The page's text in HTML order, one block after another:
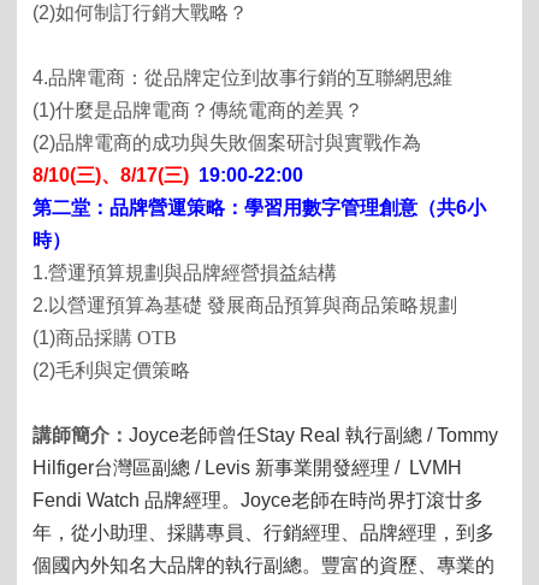
(2)如何制訂行銷大戰略？
4.品牌電商：從品牌定位到故事行銷的互聯網思維
(1)什麼是品牌電商？傳統電商的差異？
(2)品牌電商的成功與失敗個案研討與實戰作為
8/10(三)、8/17(三) 19:00-22:00
第二堂：品牌營運策略：學習用數字管理創意（共6小
時）
1.營運預算規劃與品牌經營損益結構
2. 以營運預算為基礎 發展商品預算與商品策略規劃
(1)商品採購 OTB
(2)毛利與定價策略
講師簡介：Joyce老師曾任Stay Real執行副總 / Tommy
Hilfiger台灣區副總 / Levis 新事業開發經理 / LVMH
Fendi Watch品牌經理。Joyce老師在時尚界打滾廿多
年 ，從小助理 、採購專員 、行銷經理 、品牌經理 ，到多
個國內外知名大品牌的執行副總。豐富的資歷、專業的